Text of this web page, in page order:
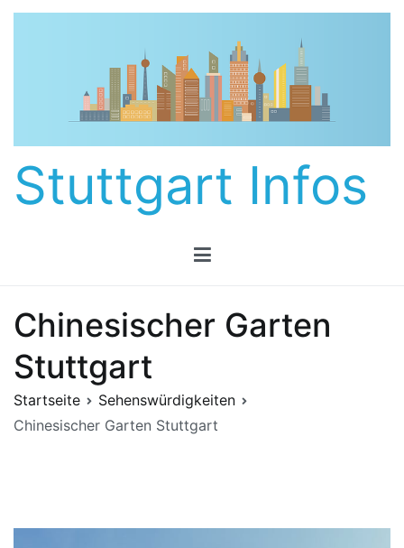
Zum
Stuttgart Infos
Chinesischer Garten
Stuttgart
Startseite
Sehenswürdigkeiten
Chinesischer Garten Stuttgart